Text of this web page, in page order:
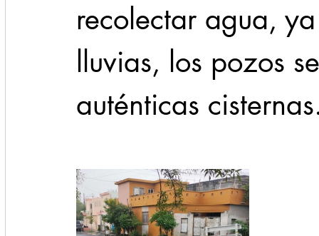
recolectar agua,
lluvias, los pozos
auténticas